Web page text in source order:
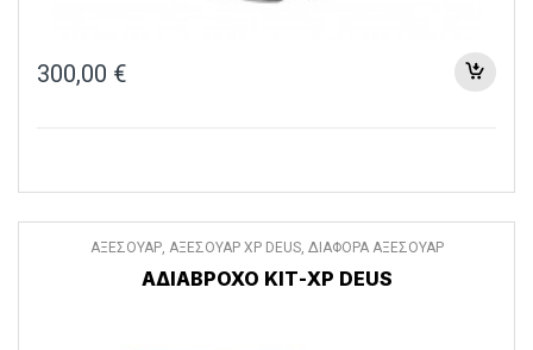
300,00 €
ΑΞΕΣΟΥΑΡ, ΑΞΕΣΟΥΑΡ XP DEUS, ΔΙΑΦΟΡΑ ΑΞΕΣΟΥΑΡ
ΑΔΙΑΒΡΟΧΟ ΚΙΤ-XP DEUS